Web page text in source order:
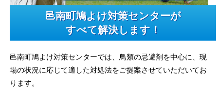
邑南町鳩よけ対策センターが
すべて解決します！
邑南町鳩よけ対策センターでは、鳥類の忌避剤を中心に、現
場の状況に応じて適した対処法をご提案させていただいてお
ります。